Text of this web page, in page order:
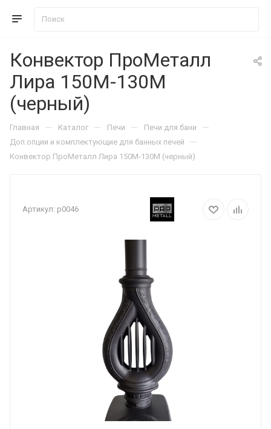
Конвектор ПроМеталл
Лира 150М-130М
(черный)
Главная — Каталог — Печи — Печи для бани —
Доп.опции и комплектующие для банных печей —
Конвектор ПроМеталл Лира 150М-130М (черный)
Артикул: p0046